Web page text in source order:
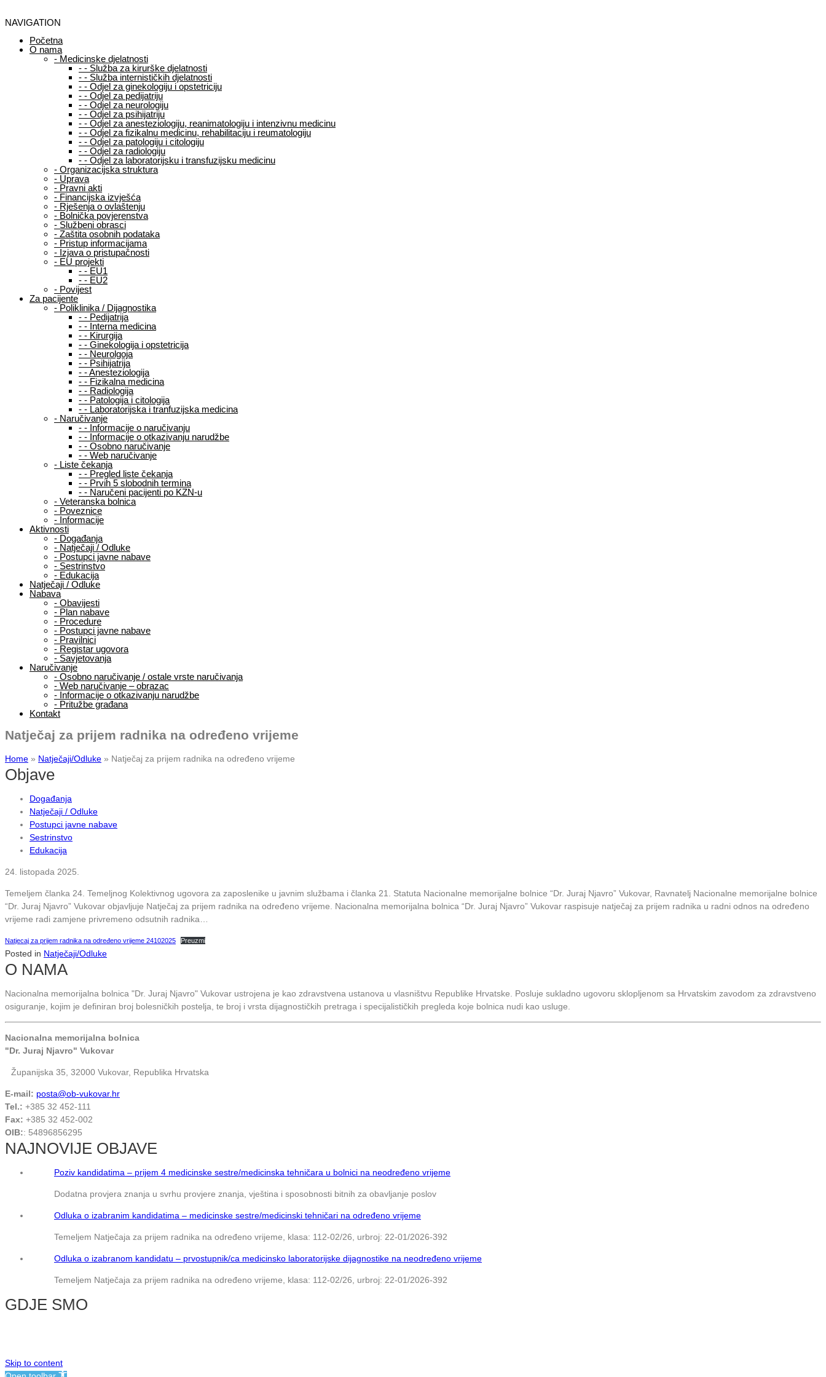
NAVIGATION
Početna
O nama
- Medicinske djelatnosti
- - Služba za kirurške djelatnosti
- - Služba internističkih djelatnosti
- - Odjel za ginekologiju i opstetriciju
- - Odjel za pedijatriju
- - Odjel za neurologiju
- - Odjel za psihijatriju
- - Odjel za anesteziologiju, reanimatologiju i intenzivnu medicinu
- - Odjel za fizikalnu medicinu, rehabilitaciju i reumatologiju
- - Odjel za patologiju i citologiju
- - Odjel za radiologiju
- - Odjel za laboratorijsku i transfuzijsku medicinu
- Organizacijska struktura
- Uprava
- Pravni akti
- Financijska izvješća
- Rješenja o ovlaštenju
- Bolnička povjerenstva
- Službeni obrasci
- Zaštita osobnih podataka
- Pristup informacijama
- Izjava o pristupačnosti
- EU projekti
- - EU1
- - EU2
- Povijest
Za pacijente
- Poliklinika / Dijagnostika
- - Pedijatrija
- - Interna medicina
- - Kirurgija
- - Ginekologija i opstetricija
- - Neurolgoja
- - Psihijatrija
- -Anesteziologija
- - Fizikalna medicina
- - Radiologija
- - Patologija i citologija
- - Laboratorijska i tranfuzijska medicina
- Naručivanje
- - Informacije o naručivanju
- - Informacije o otkazivanju narudžbe
- - Osobno naručivanje
- - Web naručivanje
- Liste čekanja
- - Pregled liste čekanja
- - Prvih 5 slobodnih termina
- - Naručeni pacijenti po KZN-u
- Veteranska bolnica
- Poveznice
- Informacije
Aktivnosti
- Događanja
- Natječaji / Odluke
- Postupci javne nabave
- Sestrinstvo
- Edukacija
Natječaji / Odluke
Nabava
- Obavijesti
- Plan nabave
- Procedure
- Postupci javne nabave
- Pravilnici
- Registar ugovora
- Savjetovanja
Naručivanje
- Osobno naručivanje / ostale vrste naručivanja
- Web naručivanje – obrazac
- Informacije o otkazivanju narudžbe
- Pritužbe građana
Kontakt
Natječaj za prijem radnika na određeno vrijeme
Home » Natječaji/Odluke » Natječaj za prijem radnika na određeno vrijeme
Objave
Događanja
Natječaji / Odluke
Postupci javne nabave
Sestrinstvo
Edukacija
24. listopada 2025.
Temeljem članka 24. Temeljnog Kolektivnog ugovora za zaposlenike u javnim službama i članka 21. Statuta Nacionalne memorijalne bolnice “Dr. Juraj Njavro” Vukovar, Ravnatelj Nacionalne memorijalne bolnice
“Dr. Juraj Njavro” Vukovar objavljuje Natječaj za prijem radnika na određeno vrijeme. Nacionalna memorijalna bolnica “Dr. Juraj Njavro” Vukovar raspisuje natječaj za prijem radnika u radni odnos na određeno
vrijeme radi zamjene privremeno odsutnih radnika…
Natjecaj za prijem radnika na određeno vrijeme 24102025 Preuzmi
Posted in Natječaji/Odluke
O NAMA
Nacionalna memorijalna bolnica "Dr. Juraj Njavro" Vukovar ustrojena je kao zdravstvena ustanova u vlasništvu Republike Hrvatske. Posluje sukladno ugovoru sklopljenom sa Hrvatskim zavodom za zdravstveno
osiguranje, kojim je definiran broj bolesničkih postelja, te broj i vrsta dijagnostičkih pretraga i specijalističkih pregleda koje bolnica nudi kao usluge.
Nacionalna memorijalna bolnica
"Dr. Juraj Njavro" Vukovar
Županijska 35, 32000 Vukovar, Republika Hrvatska
E-mail: posta@ob-vukovar.hr
Tel.: +385 32 452-111
Fax: +385 32 452-002
OIB:: 54896856295
NAJNOVIJE OBJAVE
Poziv kandidatima – prijem 4 medicinske sestre/medicinska tehničara u bolnici na neodređeno vrijeme
Dodatna provjera znanja u svrhu provjere znanja, vještina i sposobnosti bitnih za obavljanje poslov
Odluka o izabranim kandidatima – medicinske sestre/medicinski tehničari na određeno vrijeme
Temeljem Natječaja za prijem radnika na određeno vrijeme, klasa: 112-02/26, urbroj: 22-01/2026-392
Odluka o izabranom kandidatu – prvostupnik/ca medicinsko laboratorijske dijagnostike na neodređeno vrijeme
Temeljem Natječaja za prijem radnika na određeno vrijeme, klasa: 112-02/26, urbroj: 22-01/2026-392
GDJE SMO
Skip to content